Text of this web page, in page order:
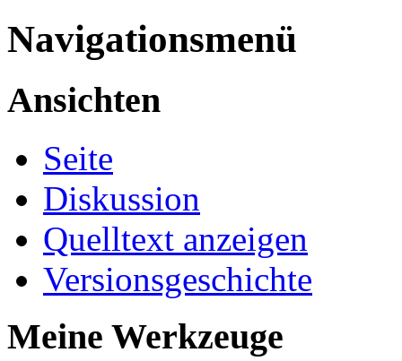
Navigationsmenü
Ansichten
Seite
Diskussion
Quelltext anzeigen
Versionsgeschichte
Meine Werkzeuge